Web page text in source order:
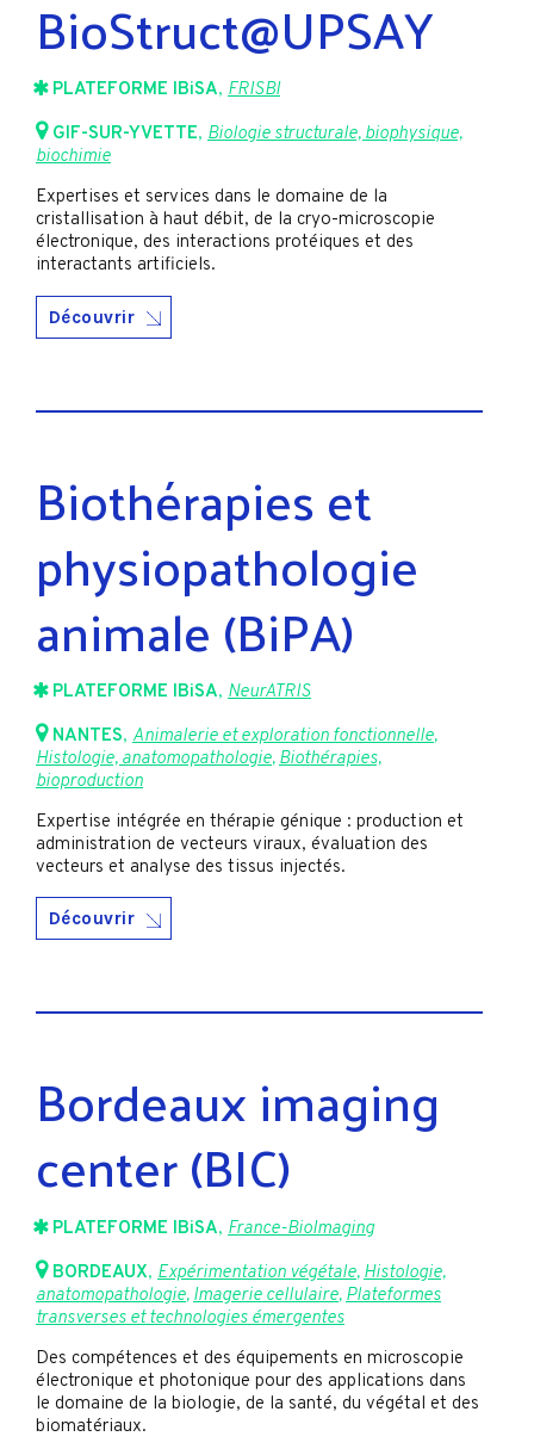
BioStruct@UPSAY
PLATEFORME IBiSA, FRISBI
GIF-SUR-YVETTE, Biologie structurale, biophysique,
biochimie
Expertises et services dans le domaine de la
cristallisation à haut débit, de la cryo-microscopie
électronique, des interactions protéiques et des
interactants artificiels.
Découvrir
Biothérapies et
physiopathologie
animale (BiPA)
PLATEFORME IBiSA, NeurATRIS
NANTES, Animalerie et exploration fonctionnelle,
Histologie, anatomopathologie,Biothérapies,
bioproduction
Expertise intégrée en thérapie génique : production et
administration de vecteurs viraux, évaluation des
vecteurs et analyse des tissus injectés.
Découvrir
Bordeaux imaging
center (BIC)
PLATEFORME IBiSA, France-BioImaging
BORDEAUX, Expérimentation végétale, Histologie,
anatomopathologie, Imagerie cellulaire, Plateformes
transverses et technologies émergentes
Des compétences et des équipements en microscopie
électronique et photonique pour des applications dans
le domaine de la biologie, de la santé, du végétal et des
biomatériaux.